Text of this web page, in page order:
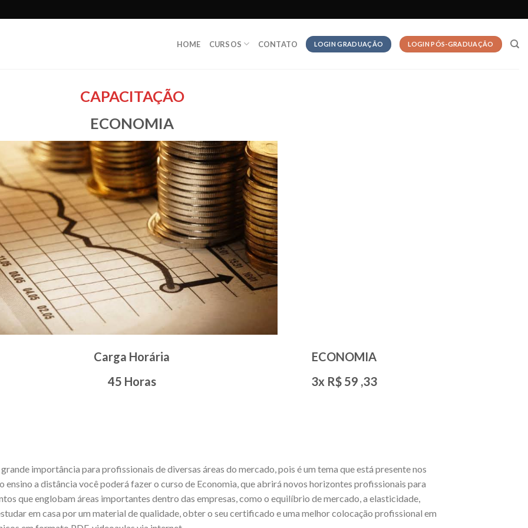
HOME CURSOS CONTATO LOGIN GRADUAÇÃO LOGIN PÓS-GRADUAÇÃO
CAPACITAÇÃO
ECONOMIA
Carga Horária
45 Horas
ECONOMIA
3x R$ 59 ,33
importância para profissionais de diversas áreas do mercado, pois é um tema que está presente nos
ensino a distância você poderá fazer o curso de Economia, que abrirá novos horizontes profissionais para
que englobam áreas importantes dentro das empresas, como o equilíbrio de mercado, a elasticidade,
em casa por um material de qualidade, obter o seu certificado e uma melhor colocação profissional em